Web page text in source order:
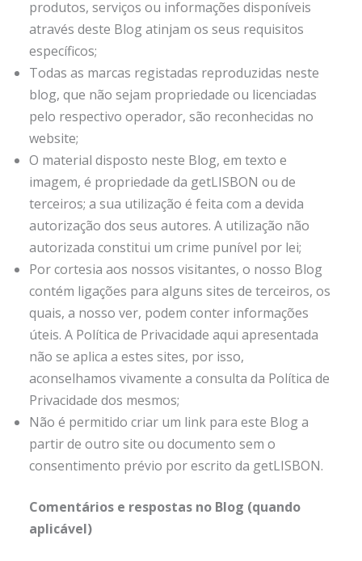
produtos, serviços ou informações disponíveis
através deste Blog atinjam os seus requisitos
específicos;
Todas as marcas registadas reproduzidas neste
blog, que não sejam propriedade ou licenciadas
pelo respectivo operador, são reconhecidas no
website;
O material disposto neste Blog, em texto e
imagem, é propriedade da getLISBON ou de
terceiros; a sua utilização é feita com a devida
autorização dos seus autores. A utilização não
autorizada constitui um crime punível por lei;
Por cortesia aos nossos visitantes, o nosso Blog
contém ligações para alguns sites de terceiros, os
quais, a nosso ver, podem conter informações
úteis. A Política de Privacidade aqui apresentada
não se aplica a estes sites, por isso,
aconselhamos vivamente a consulta da Política de
Privacidade dos mesmos;
Não é permitido criar um link para este Blog a
partir de outro site ou documento sem o
consentimento prévio por escrito da getLISBON.
Comentários e respostas no Blog (quando
aplicável)